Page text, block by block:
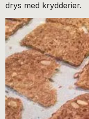
drys med krydderier.